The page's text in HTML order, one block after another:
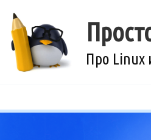
Про Linux